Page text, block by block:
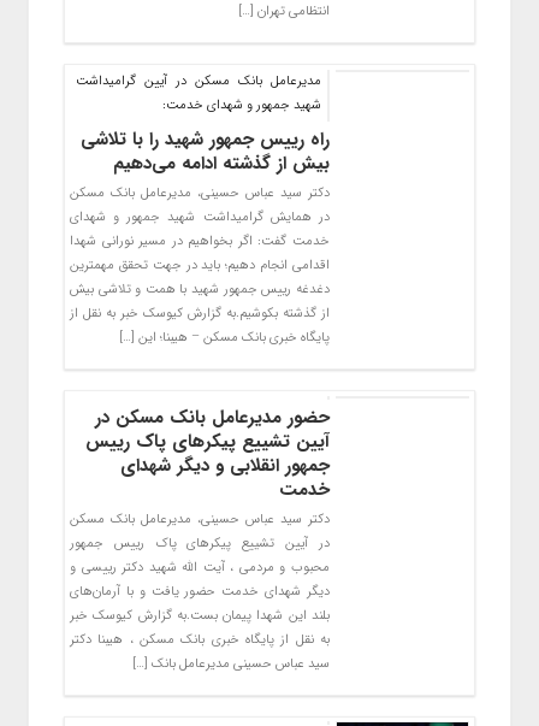
انتظامی تهران […]
مدیرعامل بانک مسکن در آیین گرامیداشت
شهید جمهور و شهدای خدمت:
راه رییس جمهور شهید را با تلاشی
بیش از گذشته ادامه می‌دهیم
دکتر سید عباس حسینی، مدیرعامل بانک مسکن
در همایش گرامیداشت شهید جمهور و شهدای
خدمت گفت: اگر بخواهیم در مسیر نورانی شهدا
اقدامی انجام دهیم؛ باید در جهت تحقق مهمترین
دغدغه رییس جمهور شهید با همت و تلاشی بیش
از گذشته بکوشیم.به گزارش کیوسک خبر به نقل از
پایگاه خبری بانک مسکن – هیبنا؛ این […]
حضور مدیرعامل بانک مسکن در
آیین تشییع پیکرهای پاک رییس
جمهور انقلابی و دیگر شهدای
خدمت
دکتر سید عباس حسینی، مدیرعامل بانک مسکن
در آیین تشییع پیکرهای پاک رییس جمهور
محبوب و مردمی ، آیت الله شهید دکتر رییسی و
دیگر شهدای خدمت حضور یافت و با آرمان‌های
بلند این شهدا پیمان بست.به گزارش کیوسک خبر
به نقل از پایگاه خبری بانک مسکن ، هیبنا دکتر
سید عباس حسینی مدیرعامل بانک […]